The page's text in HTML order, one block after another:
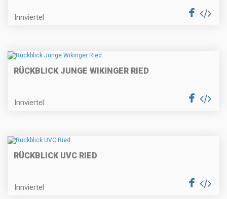
Innviertel
RÜCKBLICK JUNGE WIKINGER RIED
Innviertel
RÜCKBLICK UVC RIED
Innviertel